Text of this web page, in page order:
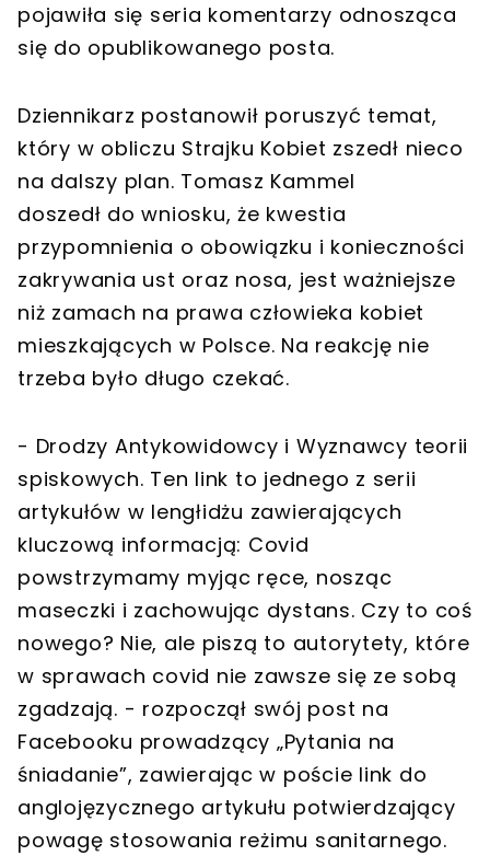
pojawiła się seria komentarzy odnosząca
się do opublikowanego posta.
Dziennikarz postanowił poruszyć temat,
który w obliczu Strajku Kobiet zszedł nieco
na dalszy plan. Tomasz Kammel
doszedł do wniosku, że kwestia
przypomnienia o obowiązku i konieczności
zakrywania ust oraz nosa, jest ważniejsze
niż zamach na prawa człowieka kobiet
mieszkających w Polsce. Na reakcję nie
trzeba było długo czekać.
- Drodzy Antykowidowcy i Wyznawcy teorii
spiskowych. Ten link to jednego z serii
artykułów w lengłidżu zawierających
kluczową informacją: Covid
powstrzymamy myjąc ręce, nosząc
maseczki i zachowując dystans. Czy to coś
nowego? Nie, ale piszą to autorytety, które
w sprawach covid nie zawsze się ze sobą
zgadzają. - rozpoczął swój post na
Facebooku prowadzący „Pytania na
śniadanie”, zawierając w poście link do
anglojęzycznego artykułu potwierdzający
powagę stosowania reżimu sanitarnego.